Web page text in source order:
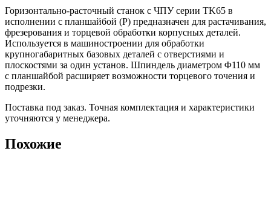
Горизонтально-расточный станок с ЧПУ серии TK65 в
исполнении с планшайбой (P) предназначен для растачивания,
фрезерования и торцевой обработки корпусных деталей.
Используется в машиностроении для обработки
крупногабаритных базовых деталей с отверстиями и
плоскостями за один установ. Шпиндель диаметром Φ110 мм
с планшайбой расширяет возможности торцевого точения и
подрезки.
Поставка под заказ. Точная комплектация и характеристики
уточняются у менеджера.
Похожие